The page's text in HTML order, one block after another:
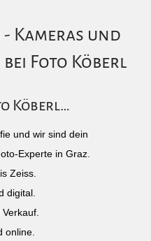
- Kameras und
Foto Köberl
Köberl…
und wir sind dein
Experte in Graz.
Zeiss.
digital.
online.